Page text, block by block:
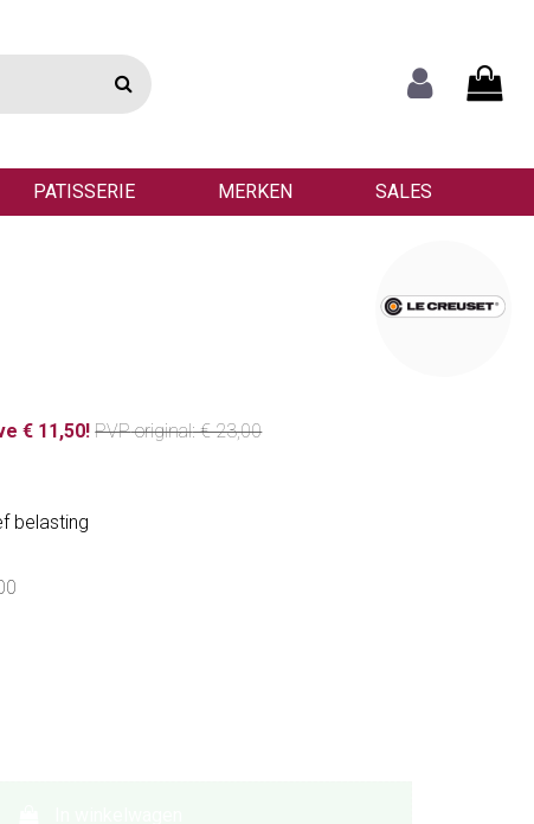
PATISSERIE MERKEN SALES
€ 11,50! PVPoriginal: € 23,00
belasting